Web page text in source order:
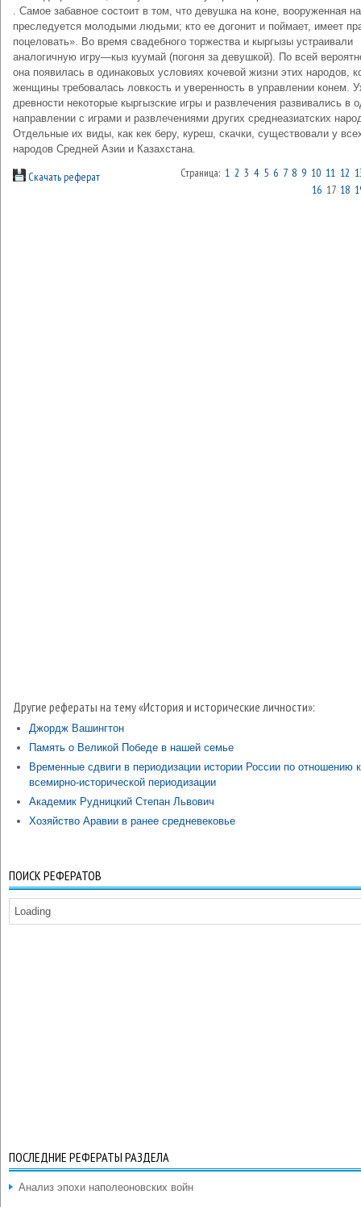
. Самое забавное состоит в том, что девушка на коне, вооруженная
преследуется молодыми людьми; кто ее догонит и поймает, имеет
поцеловать». Во время свадебного торжества и кыргызы устраивали
аналогичную игру—кыз куумай (погоня за девушкой). По всей
она появилась в одинаковых условиях кочевой жизни этих народов,
женщины требовалась ловкость и уверенность в управлении конем.
древности некоторые кыргызские игры и развлечения развивались в
направлении с играми и развлечениями других среднеазиатских
Отдельные их виды, как кек беру, куреш, скачки, существовали у
народов Средней Азии и Казахстана.
Скачать реферат Страница: 1 2 3 4 5 6 7 8 9 10 11 12
16 17 18
Другие рефераты на тему «История и исторические личности»:
Джордж Вашингтон
Память о Великой Победе в нашей семье
Временные сдвиги в периодизации истории России по отношению к
всемирно-исторической периодизации
Академик Рудницкий Степан Львович
Хозяйство Аравии в ранее средневековье
ПОИСК РЕФЕРАТОВ
Loading
ПОСЛЕДНИЕ РЕФЕРАТЫ РАЗДЕЛА
Анализ эпохи наполеоновских войн